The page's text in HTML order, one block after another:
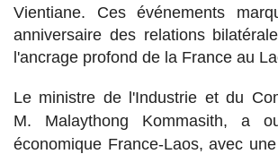
Vientiane. Ces événements
anniversaire des relations
l'ancrage profond de la France au
Le ministre de l'Industrie et du
M. Malaythong Kommasith, a
économique France-Laos, avec